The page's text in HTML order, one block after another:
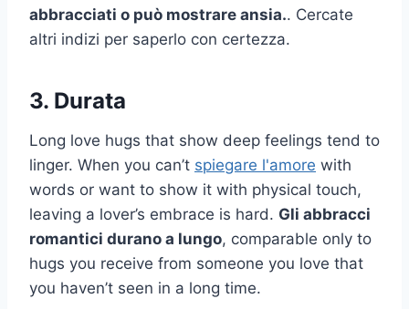
abbracciati o può mostrare ansia.. Cercate
altri indizi per saperlo con certezza.
3. Durata
Long love hugs that show deep feelings tend to
linger. When you can’t spiegare l'amore with
words or want to show it with physical touch,
leaving a lover’s embrace is hard. Gli abbracci
romantici durano a lungo, comparable only to
hugs you receive from someone you love that
you haven’t seen in a long time.